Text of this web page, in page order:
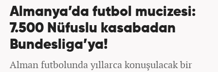
Almanya’da futbol mucizesi:
7.500 Nüfuslu kasabadan
Bundesliga’ya!
Alman futbolunda yıllarca konuşulacak bir